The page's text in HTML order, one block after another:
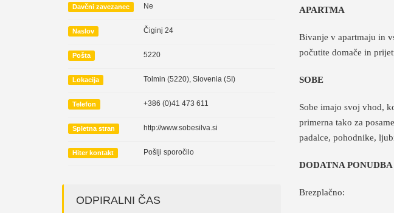
APARTMA
Bivanje v apartmaju in
počutite domače in
SOBE
Sobe imajo svoj vhod,
primerna tako za
padalce, pohodnike,
DODATNA PONUDBA
Brezplačno:
Davčni zavezanec Ne
Naslov Čiginj 24
Pošta 5220
Lokacija Tolmin (5220), Slovenia (SI)
Telefon +386 (0)41 473 611
Spletna stran http://www.sobesilva.si
Hiter kontakt Pošlji sporočilo
ODPIRALNI ČAS